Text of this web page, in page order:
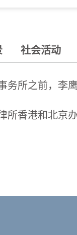
社会活动
务所之前，李
所香港和北京